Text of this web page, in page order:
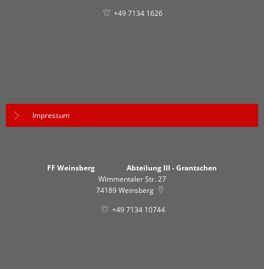
+49 7134 1626
Impressum
FF Weinsberg Abteilung III - Grantschen
Wimmentaler Str. 27
74189Weinsberg
+49 7134 10744